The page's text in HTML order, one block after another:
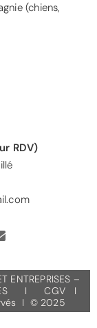
(chiens,
RDV)
ENTREPRISES –
I CGV I
I © 2025